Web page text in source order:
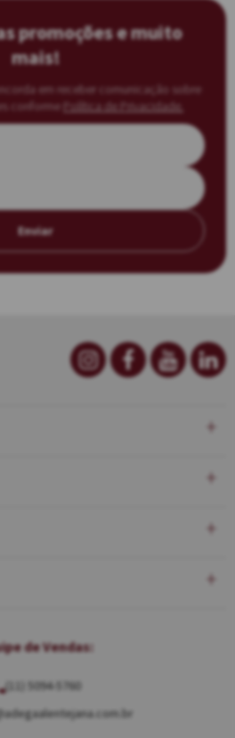
promoções e muito
mais!
em receber comunicação sobre
conforme
Política de Privacidade.
Enviar
de Vendas:
(11) 5094-5760